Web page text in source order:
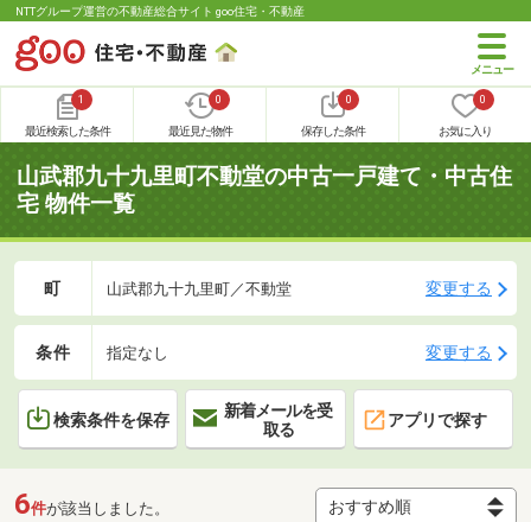
NTTグループ運営の不動産総合サイト goo住宅・不動産
1
最近検索した条件
0
最近見た物件
0
保存した条件
0
お気に入り
山武郡九十九里町不動堂の中古一戸建て・中古住
宅 物件一覧
町 山武郡九十九里町／不動堂 変更する
条件 指定なし 変更する
検索条件を保存
新着メールを受
取る
アプリで探す
6件が該当しました。